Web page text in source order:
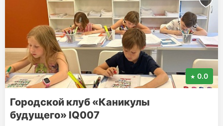
0.0
Городской клуб «Каникулы
будущего» IQ007